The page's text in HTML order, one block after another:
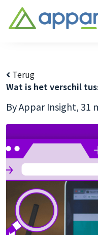
Terug
Wat is het verschil
By Appar Insight,31